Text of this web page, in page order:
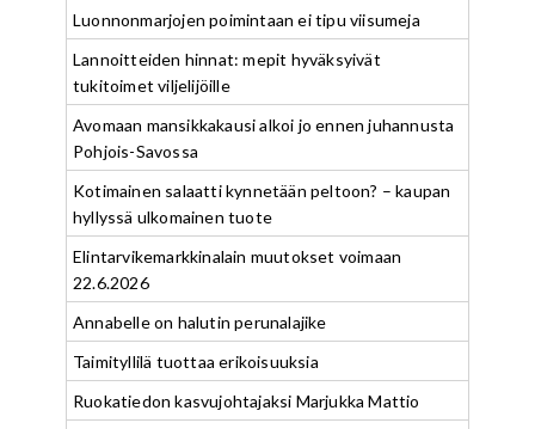
Luonnonmarjojen poimintaan ei tipu viisumeja
Lannoitteiden hinnat: mepit hyväksyivät
tukitoimet viljelijöille
Avomaan mansikkakausi alkoi jo ennen juhannusta
Pohjois-Savossa
Kotimainen salaatti kynnetään peltoon? – kaupan
hyllyssä ulkomainen tuote
Elintarvikemarkkinalain muutokset voimaan
22.6.2026
Annabelle on halutin perunalajike
Taimityllilä tuottaa erikoisuuksia
Ruokatiedon kasvujohtajaksi Marjukka Mattio